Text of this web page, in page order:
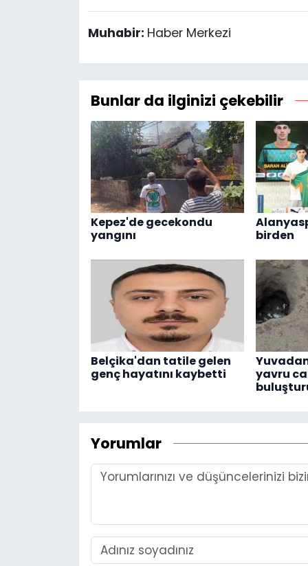
Muhabir: Haber Merkezi
Bunlar da ilginizi çekebilir
Kepez'de gecekondu
yangını
birden
Belçika'dan tatile gelen
genç hayatını kaybetti
yavru
Yorumlar